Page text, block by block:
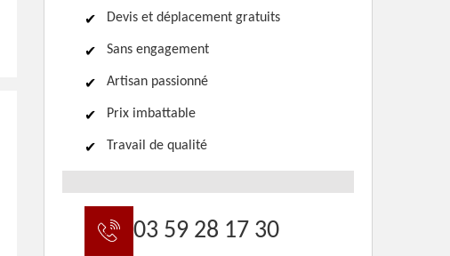
Devis et déplacement gratuits
Sans engagement
Artisan passionné
Prix imbattable
Travail de qualité
03 59 28 17 30